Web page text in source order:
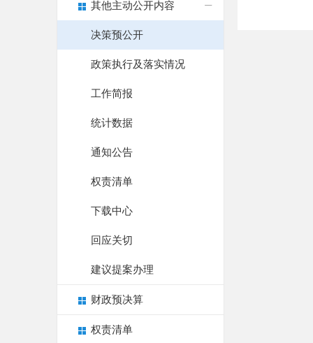
其他主动公开内容
决策预公开
政策执行及落实情况
工作简报
统计数据
通知公告
权责清单
下载中心
回应关切
建议提案办理
财政预决算
权责清单